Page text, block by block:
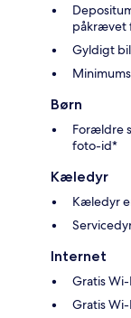
påkrævet
Gyldigt
Børn
Forældre
foto-id*
Kæledyr
Kæledyr
Internet
Gratis
Gratis